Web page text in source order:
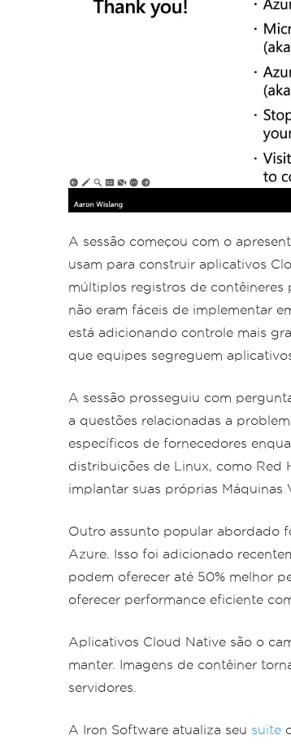
A sessão começou com o
usam para construir aplicativos
múltiplos registros de contêineres
não eram fáceis de implementar
está adicionando controle mais
que equipes segreguem
A sessão prosseguiu com
a questões relacionadas a
específicos de fornecedores
distribuições de Linux, como Red
implantar suas próprias Máquinas
Outro assunto popular abordado
Azure. Isso foi adicionado
podem oferecer até 50% melhor
oferecer performance eficiente
Aplicativos Cloud Native são o
manter. Imagens de contêiner
servidores.
A Iron Software atualiza seu suite